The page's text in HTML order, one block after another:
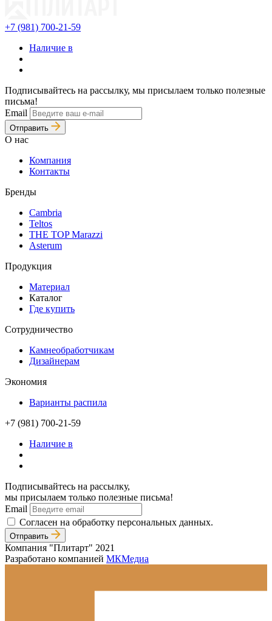
+7 (981) 700-21-59
Наличие в
Подписывайтесь на рассылку, мы присылаем только полезные
письма!
Email
Отправить
О нас
Компания
Контакты
Бренды
Cambria
Teltos
THE TOP Marazzi
Asterum
Продукция
Материал
Каталог
Где купить
Сотрудничество
Камнеобработчикам
Дизайнерам
Экономия
Варианты распила
+7 (981) 700-21-59
Наличие в
Подписывайтесь на рассылку,
мы присылаем только полезные письма!
Email
Согласен на обработку персональных данных.
Отправить
Компания "Плитарт" 2021
Разработано компанией МКМедиа